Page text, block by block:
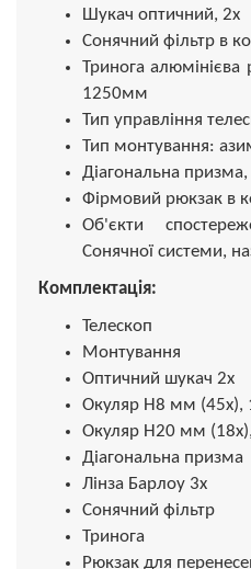
Шукач оптичний, 2х
Сонячний фільтр в
Тринога алюмінієва
1250мм
Тип управління
Тип монтування:
Діагональна призма,
Фірмовий рюкзак в
Об'єкти
Сонячної системи,
Комплектація:
Телескоп
Монтування
Оптичний шукач 2х
Окуляр H8 мм (45x),
Окуляр H20 мм
Діагональна призма
Лінза Барлоу 3х
Сонячний фільтр
Тринога
Рюкзак для